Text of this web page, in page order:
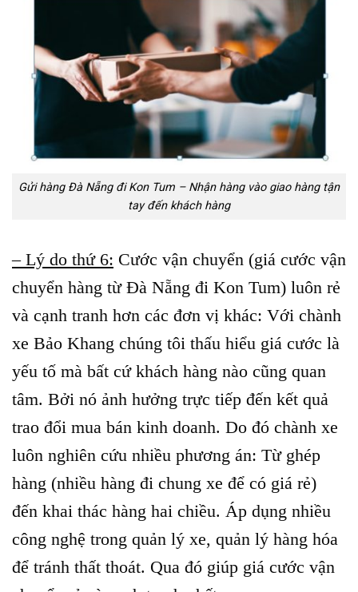
Gửi hàng Đà Nẵng đi Kon Tum – Nhận hàng vào giao hàng tận
tay đến khách hàng
– Lý do thứ 6: Cước vận chuyển (giá cước vận
chuyển hàng từ Đà Nẵng đi Kon Tum) luôn rẻ
và cạnh tranh hơn các đơn vị khác: Với chành
xe Bảo Khang chúng tôi thấu hiểu giá cước là
yếu tố mà bất cứ khách hàng nào cũng quan
tâm. Bởi nó ảnh hưởng trực tiếp đến kết quả
trao đổi mua bán kinh doanh. Do đó chành xe
luôn nghiên cứu nhiều phương án: Từ ghép
hàng (nhiều hàng đi chung xe để có giá rẻ)
đến khai thác hàng hai chiều. Áp dụng nhiều
công nghệ trong quản lý xe, quản lý hàng hóa
để tránh thất thoát. Qua đó giúp giá cước vận